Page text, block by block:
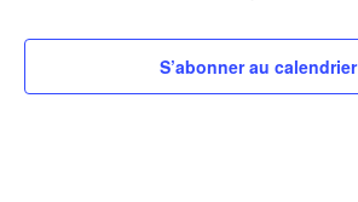
S’abonner au calendrier